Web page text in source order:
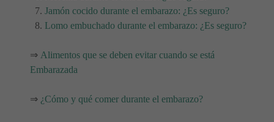
Jamón cocido durante el embarazo: ¿Es seguro?
Lomo embuchado durante el embarazo: ¿Es seguro?
⇒ Alimentos que se deben evitar cuando se está
Embarazada
⇒ ¿Cómo y qué comer durante el embarazo?